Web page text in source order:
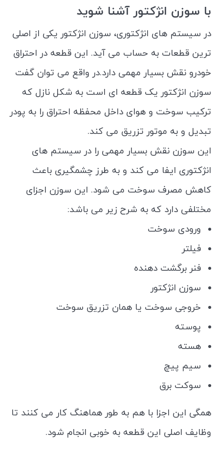
با سوزن انژکتور آشنا شوید
در سیستم های انژکتوری، سوزن انژکتور یکی از اصلی
ترین قطعات به حساب می آید. این قطعه در احتراق
خودرو نقش بسیار مهمی دارد.در واقع می توان گفت
سوزن انژکتور یک قطعه ای است به شکل نازل که
ترکیب سوخت و هوای داخل محفظه احتراق را به پودر
تبدیل و به موتور تزریق می کند.
این سوزن نقش بسیار مهمی را در سیستم های
انژکتوری ایفا می کند و به طرز چشمگیری باعث
کاهش مصرف سوخت می شود. این سوزن اجزای
مختلفی دارد که به شرح زیر می باشد:
ورودی سوخت
فیلتر
فنر برگشت دهنده
سوزن انژکتور
خروجی سوخت یا همان تزریق سوخت
پوسته
هسته
سیم پیچ
سوکت برق
همگی این اجزا با هم به طور هماهنگ کار می کنند تا
وظایف اصلی این قطعه به خوبی انجام شود.